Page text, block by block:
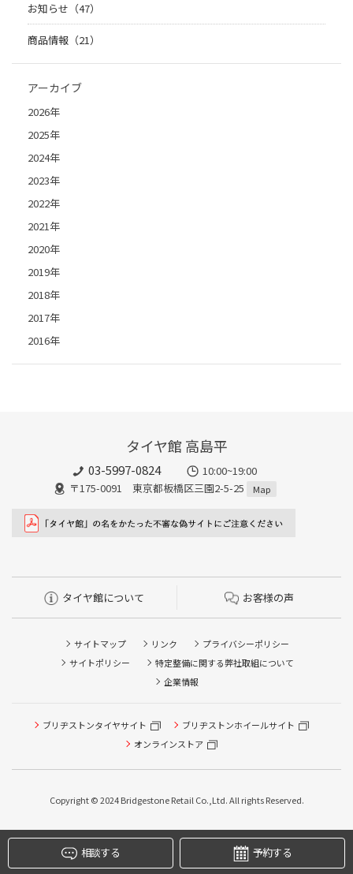
お知らせ（47）
商品情報（21）
アーカイブ
2026年
2025年
2024年
2023年
2022年
2021年
2020年
2019年
2018年
2017年
2016年
タイヤ館 高島平
03-5997-0824
10:00~19:00
〒175-0091 東京都板橋区三園2-5-25
Map
タイヤ館について お客様の声
サイトマップ リンク
プライバシーポリシー
サイトポリシー
特定整備に関する弊社取組について
企業情報
ブリヂストンタイヤサイト
ブリヂストンホイールサイト
オンラインストア
Copyright © 2024 Bridgestone Retail Co.,Ltd. All rights Reserved.
相談する 予約する
タイヤ点検・安全点検/タイヤ履き替え/オイル交換/その他